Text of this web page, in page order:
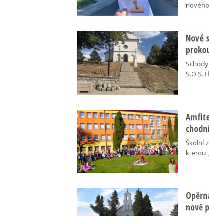
Nové
S.O.S.
Školní
kterou
nově